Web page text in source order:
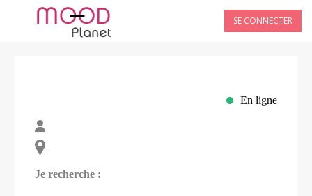
SE CONNECTER
En ligne
Je recherche :